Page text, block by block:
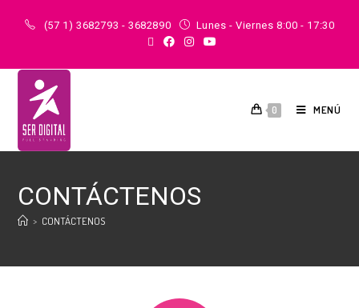
(57 1) 3682793 - 3682890 Lunes - Viernes 8:00 - 17:30
0 MENÚ
CONTÁCTENOS
> CONTÁCTENOS